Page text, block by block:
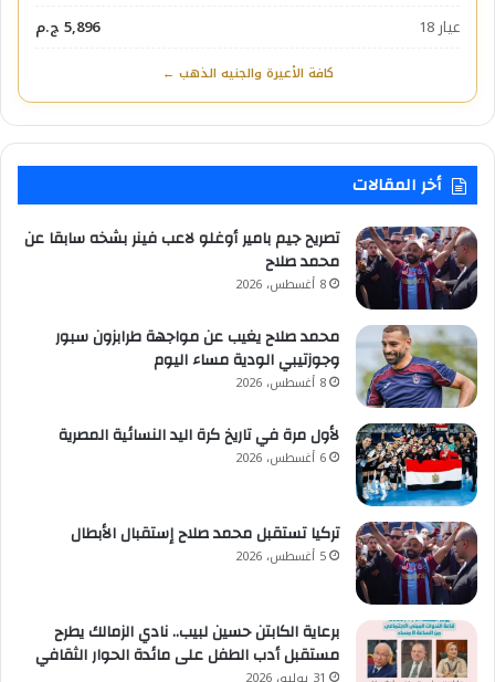
عيار 18
5,896 ج.م
كافة الأعيرة والجنيه الذهب ←
أخر المقالات
تصريح جيم بامير أوغلو لاعب فينر بشخه سابقا عن
محمد صلاح
8 أغسطس، 2026
محمد صلاح يغيب عن مواجهة طرابزون سبور
وجوزتيبي الودية مساء اليوم
8 أغسطس، 2026
لأول مرة في تاريخ كرة اليد النسائية المصرية
6 أغسطس، 2026
تركيا تستقبل محمد صلاح إستقبال الأبطال
5 أغسطس، 2026
برعاية الكابتن حسين لبيب.. نادي الزمالك يطرح
مستقبل أدب الطفل على مائدة الحوار الثقافي